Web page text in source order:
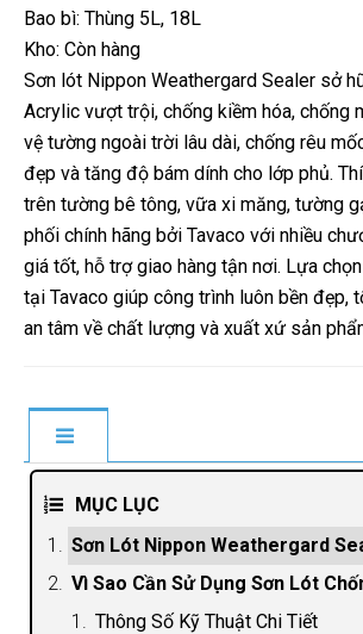
Bao bì: Thùng 5L, 18L
Kho: Còn hàng
Sơn lót Nippon Weathergard Sealer sở
Acrylic vượt trội, chống kiềm hóa, chống
vệ tường ngoài trời lâu dài, chống rêu
đẹp và tăng độ bám dính cho lớp phủ.
trên tường bê tông, vữa xi măng, tường
phối chính hãng bởi Tavaco với nhiều
giá tốt, hỗ trợ giao hàng tận nơi. Lựa
tại Tavaco giúp công trình luôn bền đẹp,
an tâm về chất lượng và xuất xứ sản
MỤC LỤC
Sơn Lót Nippon Weathergard
Vì Sao Cần Sử Dụng Sơn Lót
Thông Số Kỹ Thuật Chi Tiết